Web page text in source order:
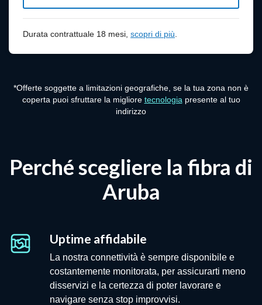
Durata contrattuale 18 mesi, scopri di più
*Offerte soggette a limitazioni geografiche, se la tua zona non è
coperta puoi sfruttare la migliore tecnologia presente al tuo
indirizzo
Perché scegliere la fibra di
Aruba
Uptime affidabile
La nostra connettività è sempre disponibile e
costantemente monitorata, per assicurarti meno
disservizi e la certezza di poter lavorare e
navigare senza stop improvvisi.